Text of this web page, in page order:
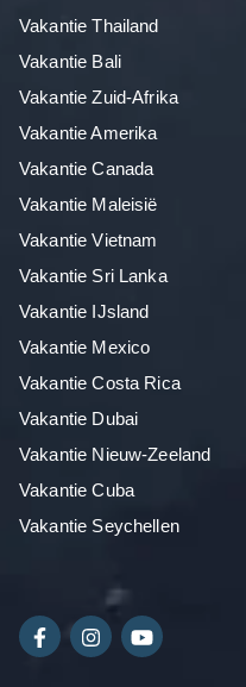
Vakantie Thailand
Vakantie Bali
Vakantie Zuid-Afrika
Vakantie Amerika
Vakantie Canada
Vakantie Maleisië
Vakantie Vietnam
Vakantie Sri Lanka
Vakantie IJsland
Vakantie Mexico
Vakantie Costa Rica
Vakantie Dubai
Vakantie Nieuw-Zeeland
Vakantie Cuba
Vakantie Seychellen